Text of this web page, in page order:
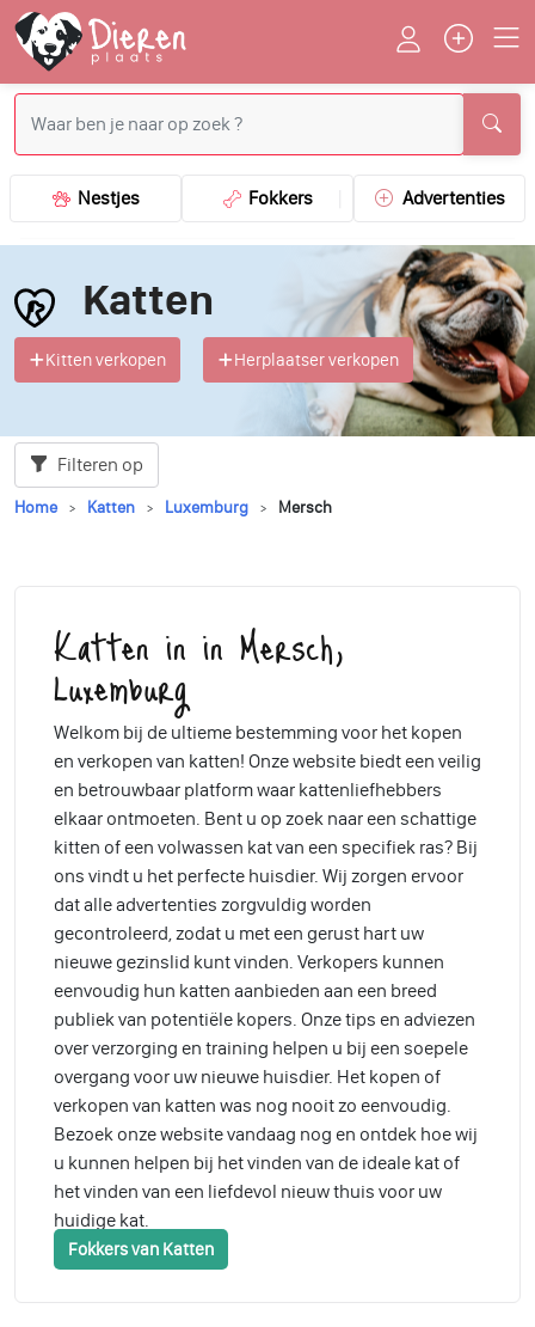
Nestjes Fokkers Advertenties
Katten
Kitten verkopen Herplaatser verkopen
Filteren op
Home Katten Luxemburg Mersch
Katten in in Mersch,
Luxemburg
Welkom bij de ultieme bestemming voor het kopen
en verkopen van katten! Onze website biedt een veilig
en betrouwbaar platform waar kattenliefhebbers
elkaar ontmoeten. Bent u op zoek naar een schattige
kitten of een volwassen kat van een specifiek ras? Bij
ons vindt u het perfecte huisdier. Wij zorgen ervoor
dat alle advertenties zorgvuldig worden
gecontroleerd, zodat u met een gerust hart uw
nieuwe gezinslid kunt vinden. Verkopers kunnen
eenvoudig hun katten aanbieden aan een breed
publiek van potentiële kopers. Onze tips en adviezen
over verzorging en training helpen u bij een soepele
overgang voor uw nieuwe huisdier. Het kopen of
verkopen van katten was nog nooit zo eenvoudig.
Bezoek onze website vandaag nog en ontdek hoe wij
u kunnen helpen bij het vinden van de ideale kat of
het vinden van een liefdevol nieuw thuis voor uw
huidige kat.
Fokkers van Katten